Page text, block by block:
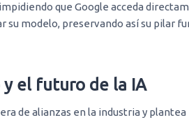
que Google acceda
su modelo, preservando así su pilar
y el futuro de la IA
de alianzas en la industria y